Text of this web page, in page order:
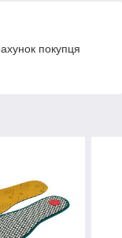
покупця